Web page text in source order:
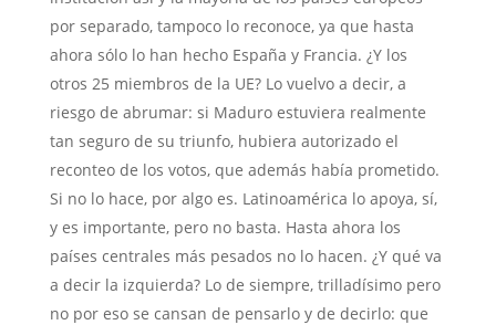
por separado, tampoco lo reconoce, ya que hasta
ahora sólo lo han hecho España y Francia. ¿Y los
otros 25 miembros de la UE? Lo vuelvo a decir, a
riesgo de abrumar: si Maduro estuviera realmente
tan seguro de su triunfo, hubiera autorizado el
reconteo de los votos, que además había prometido.
Si no lo hace, por algo es. Latinoamérica lo apoya, sí,
y es importante, pero no basta. Hasta ahora los
países centrales más pesados no lo hacen. ¿Y qué va
a decir la izquierda? Lo de siempre, trilladísimo pero
no por eso se cansan de pensarlo y de decirlo: que